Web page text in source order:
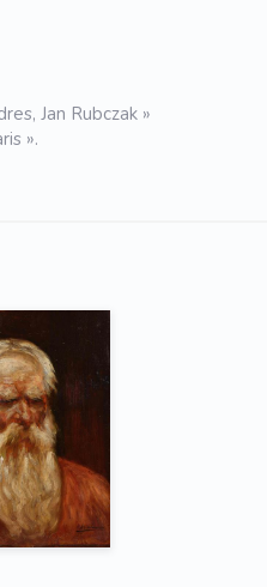
Jan Rubczak »
».